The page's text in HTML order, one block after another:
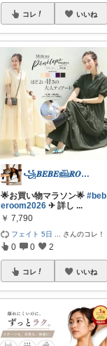
コレ いいね
꧁𝑩𝑬𝑩𝑬𓊝𝑹𝑶𝑶𝑴꧂
🌟お買い物マラソン🌟#beb
eroom2026 ✈︎ 詳し ...
￥ 7,790
フェイト 5日 さんのコレ！
0 0 2
コレ いいね